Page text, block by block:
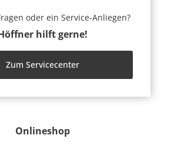
Onlineshop
oder ein Service-Anliegen?
hilft gerne!
Zum Servicecenter